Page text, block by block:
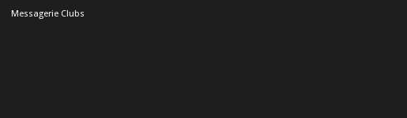
Messagerie Clubs